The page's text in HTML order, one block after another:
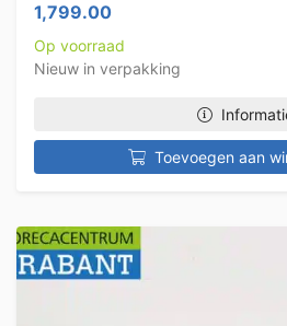
1,799.00
Op voorraad
Nieuw in verpakking
Toevoegen aan